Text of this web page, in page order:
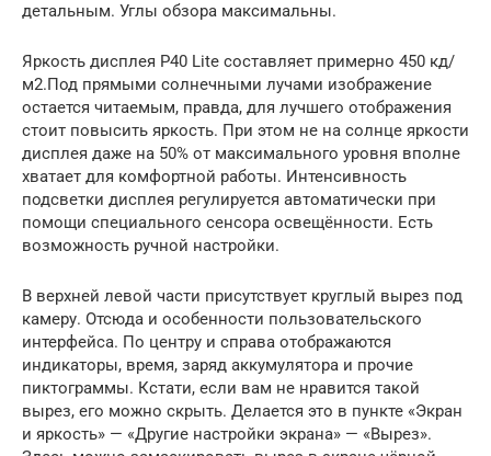
детальным. Углы обзора максимальны.
Яркость дисплея P40 Lite составляет примерно 450 кд/
м2.Под прямыми солнечными лучами изображение
остается читаемым, правда, для лучшего отображения
стоит повысить яркость. При этом не на солнце яркости
дисплея даже на 50% от максимального уровня вполне
хватает для комфортной работы. Интенсивность
подсветки дисплея регулируется автоматически при
помощи специального сенсора освещённости. Есть
возможность ручной настройки.
В верхней левой части присутствует круглый вырез под
камеру. Отсюда и особенности пользовательского
интерфейса. По центру и справа отображаются
индикаторы, время, заряд аккумулятора и прочие
пиктограммы. Кстати, если вам не нравится такой
вырез, его можно скрыть. Делается это в пункте «Экран
и яркость» — «Другие настройки экрана» — «Вырез».